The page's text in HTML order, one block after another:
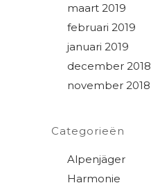
maart 2019
februari 2019
januari 2019
december 2018
november 2018
Categorieën
Alpenjäger
Harmonie